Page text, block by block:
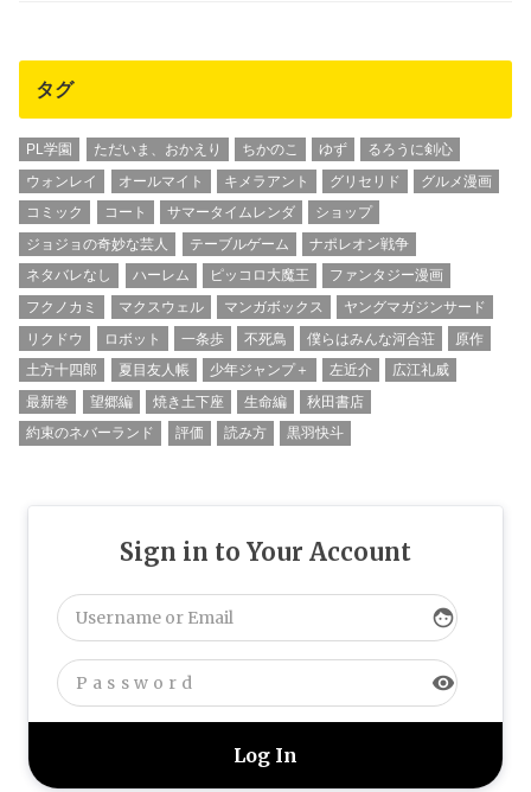
タグ
PL学園 ただいま、おかえり ちかのこ ゆず
るろうに剣心
ウォンレイ
オールマイト キメラアント グリセリド
グルメ漫画
コミック
コート サマータイムレンダ
ショップ
ジョジョの奇妙な芸人
テーブルゲーム
ナポレオン戦争
ネタバレなし
ハーレム ピッコロ大魔王
ファンタジー漫画
フクノカミ
マクスウェル マンガボックス
ヤングマガジンサード
リクドウ
ロボット 一条歩 不死鳥 僕らはみんな河合荘
原作
土方十四郎
夏目友人帳 少年ジャンプ＋ 左近介
広江礼威
最新巻
望郷編 焼き土下座 生命編
秋田書店
約束のネバーランド
評価 読み方 黒羽快斗
Sign in to Your Account
face
visibility